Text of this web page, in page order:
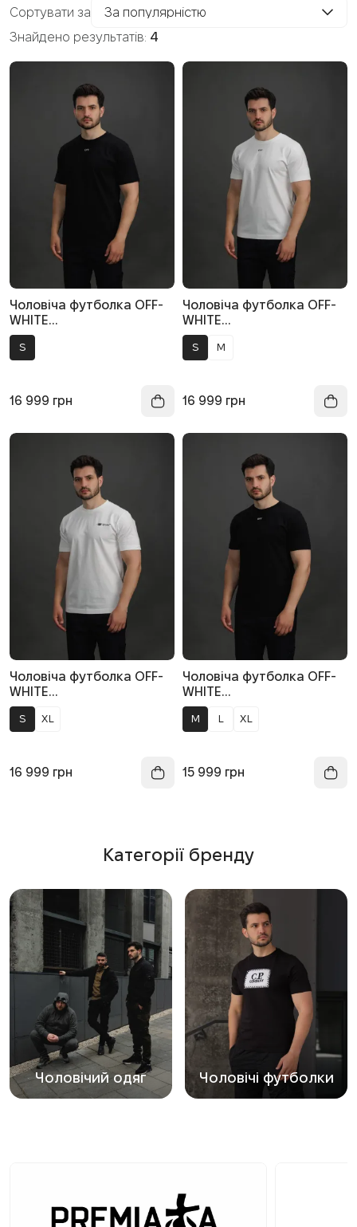
Знайдено результатів: 4
Сортувати за За популярністю
Чоловіча футболка OFF-
WHITE
OMAA027F25JER005 1001,
колір чорний
S
16 999 грн
Чоловіча футболка OFF-
WHITE
OMAA027F25JER005 0110,
колір білий
S M
16 999 грн
Чоловіча футболка OFF-
WHITE
OMAA027F25JER007 0110,
колір білий
S XL
16 999 грн
Чоловіча футболка OFF-
WHITE
OMAA027F25JER008 1001,
колір чорний
M L XL
15 999 грн
Категорії бренду
Чоловічий одяг Чоловічі футболки